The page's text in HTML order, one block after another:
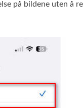
på bildene uten å